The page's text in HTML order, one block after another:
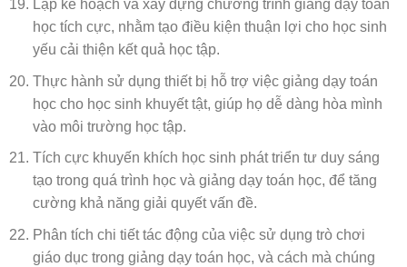
Lập kế hoạch và xây dựng chương trình giảng dạy toán
học tích cực, nhằm tạo điều kiện thuận lợi cho học sinh
yếu cải thiện kết quả học tập.
Thực hành sử dụng thiết bị hỗ trợ việc giảng dạy toán
học cho học sinh khuyết tật, giúp họ dễ dàng hòa mình
vào môi trường học tập.
Tích cực khuyến khích học sinh phát triển tư duy sáng
tạo trong quá trình học và giảng dạy toán học, để tăng
cường khả năng giải quyết vấn đề.
Phân tích chi tiết tác động của việc sử dụng trò chơi
giáo dục trong giảng dạy toán học, và cách mà chúng